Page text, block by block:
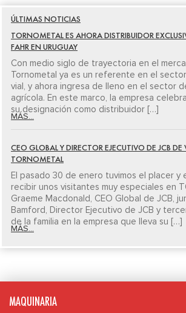
ÚLTIMAS NOTICIAS
TORNOMETAL ES AHORA DISTRIBUIDOR
FAHR EN URUGUAY
Con medio siglo de trayectoria en el
Tornometal ya es un referente en el
vial, y ahora ingresa de lleno en el sector
agrícola. En este marco, la empresa
su designación como distribuidor […]
MÁS...
CEO GLOBAL Y DIRECTOR EJECUTIVO DE JCB DE
TORNOMETAL
El pasado 30 de enero tuvimos el placer y
recibir unos visitantes muy especiales en
Graeme Macdonald, CEO Global de JCB,
Bamford, Director Ejecutivo de JCB y
de la familia en la empresa que lleva su […]
MÁS...
MAQUINARIA